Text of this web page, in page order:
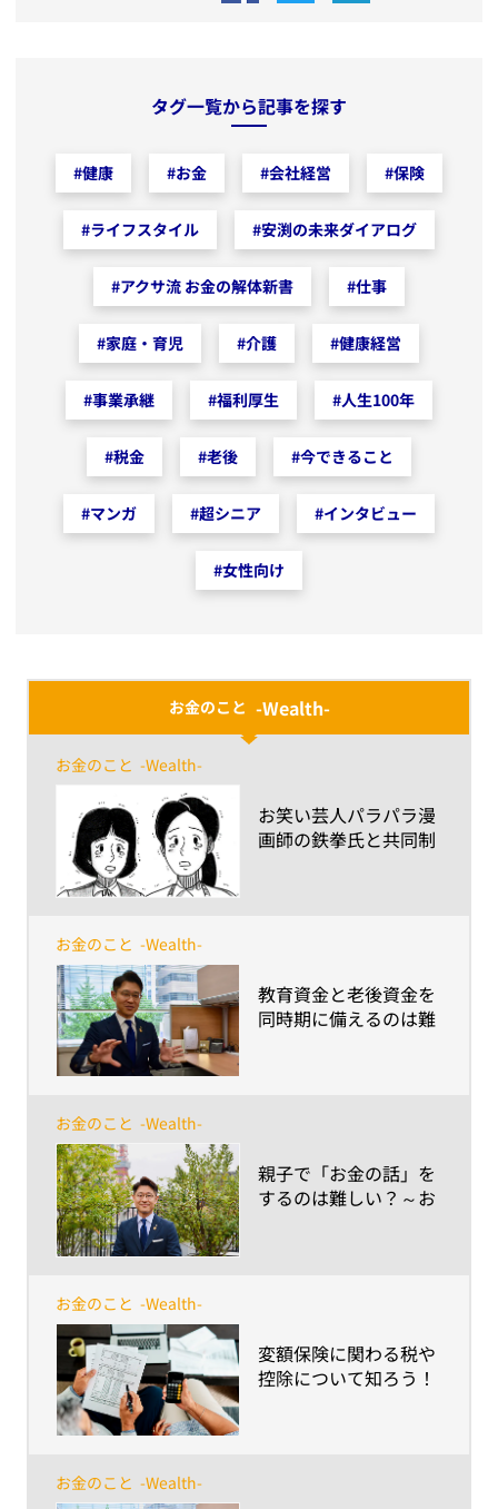
タグ一覧から記事を探す
#健康 #お金 #会社経営 #保険
#ライフスタイル #安渕の未来ダイアログ
#アクサ流 お金の解体新書 #仕事
#家庭・育児 #介護 #健康経営
#事業承継 #福利厚生 #人生100年
#税金 #老後 #今できること
#マンガ #超シニア #インタビュー
#女性向け
お金のこと -Wealth-
お金のこと -Wealth-
​お笑い芸人パラパラ漫
画師の鉄拳氏と共同制
お金のこと -Wealth-
​教育資金と老後資金を
同時期に備えるのは難
お金のこと -Wealth-
​親子で「お金の話」を
するのは難しい？～お
お金のこと -Wealth-
​変額保険に関わる税や
控除について知ろう！
お金のこと -Wealth-